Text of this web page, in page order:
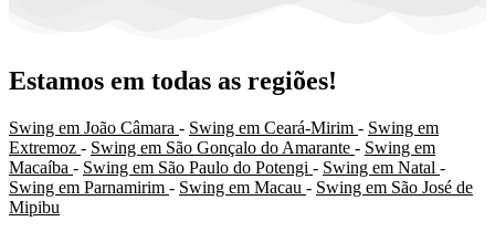
Estamos em todas as regiões!
Swing em João Câmara - Swing em Ceará-Mirim - Swing em
Extremoz - Swing em São Gonçalo do Amarante - Swing em
Macaíba - Swing em São Paulo do Potengi - Swing em Natal -
Swing em Parnamirim - Swing em Macau - Swing em São José de
Mipibu